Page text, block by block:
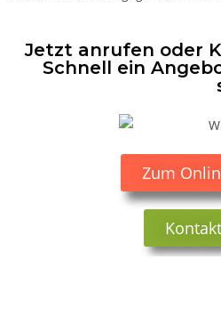
Jetzt anrufen oder
Schnell ein
Zum